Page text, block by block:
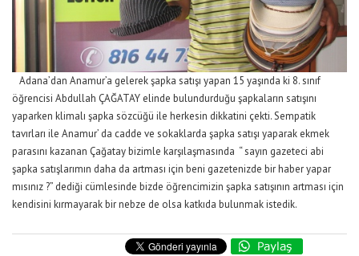
Adana’dan Anamur’a gelerek şapka satışı yapan 15 yaşında ki 8. sınıf
öğrencisi Abdullah ÇAĞATAY elinde bulundurduğu şapkaların satışını
yaparken klimalı şapka sözcüğü ile herkesin dikkatini çekti. Sempatik
tavırları ile Anamur’ da cadde ve sokaklarda şapka satışı yaparak ekmek
parasını kazanan Çağatay bizimle karşılaşmasında “ sayın gazeteci abi
şapka satışlarımın daha da artması için beni gazetenizde bir haber yapar
mısınız ?” dediği cümlesinde bizde öğrencimizin şapka satışının artması için
kendisini kırmayarak bir nebze de olsa katkıda bulunmak istedik.